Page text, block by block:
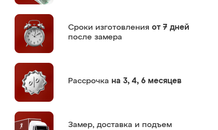
Сроки изготовления от 7 дней
после замера
Рассрочка на 3, 4, 6 месяцев
Замер, доставка и подъем